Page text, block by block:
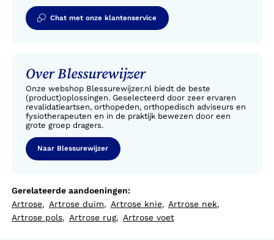
Chat met onze klantenservice
Over Blessurewijzer
Onze webshop Blessurewijzer.nl biedt de beste
(product)oplossingen. Geselecteerd door zeer ervaren
revalidatieartsen, orthopeden, orthopedisch adviseurs en
fysiotherapeuten en in de praktijk bewezen door een
grote groep dragers.
Naar Blessurewijzer
Gerelateerde aandoeningen:
Artrose, Artrose duim, Artrose knie, Artrose nek,
Artrose pols, Artrose rug, Artrose voet